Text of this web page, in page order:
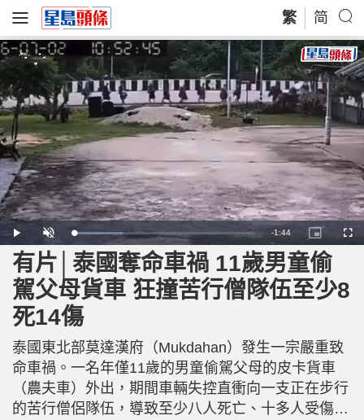
繁 简
P
l
a
y
U
n
m
u
e
L
o
a
d
e
d
:
2
7
R
e
m
-1:44
P
i
c
t
u
e
-
c
t
r
e
F
u
r
e
有片│泰國奪命車禍 11歲男童偷
駕父母貨車 狂撞苦行僧隊伍至少8
死14傷
泰國東北部莫達漢府（Mukdahan）發生一宗嚴重致
命車禍。一名年僅11歲的男童偷駕父母的皮卡貨車
（農夫車）外出，期間車輛失控直衝向一支正在步行
的苦行僧侶隊伍，導致至少八人死亡、十多人受傷。